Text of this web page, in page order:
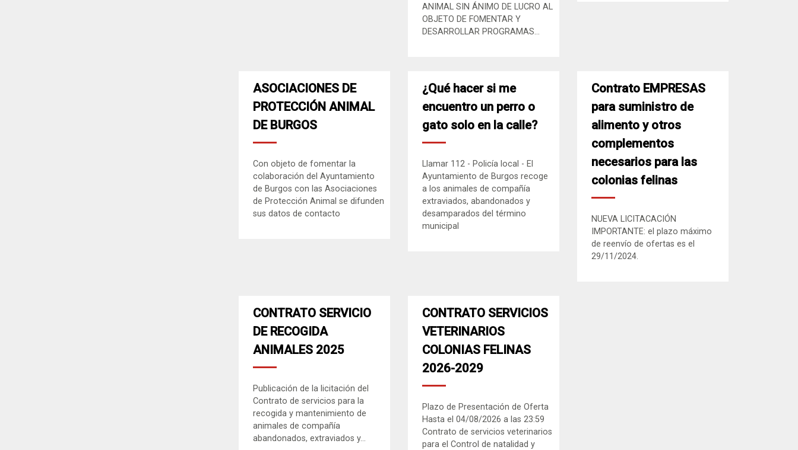
ANIMAL SIN ÁNIMO DE LUCRO AL
OBJETO DE FOMENTAR Y
DESARROLLAR PROGRAMAS...
ASOCIACIONES DE
PROTECCIÓN ANIMAL
DE BURGOS
Con objeto de fomentar la
colaboración del Ayuntamiento
de Burgos con las Asociaciones
de Protección Animal se difunden
sus datos de contacto
¿Qué hacer si me
encuentro un perro o
gato solo en la calle?
Llamar 112 - Policía local - El
Ayuntamiento de Burgos recoge
a los animales de compañía
extraviados, abandonados y
desamparados del término
municipal
Contrato EMPRESAS
para suministro de
alimento y otros
complementos
necesarios para las
colonias felinas
NUEVA LICITACACIÓN
IMPORTANTE: el plazo máximo
de reenvío de ofertas es el
29/11/2024.
CONTRATO SERVICIO
DE RECOGIDA
ANIMALES 2025
Publicación de la licitación del
Contrato de servicios para la
recogida y mantenimiento de
animales de compañía
abandonados, extraviados y...
CONTRATO SERVICIOS
VETERINARIOS
COLONIAS FELINAS
2026-2029
Plazo de Presentación de Oferta
Hasta el 04/08/2026 a las 23:59
Contrato de servicios veterinarios
para el Control de natalidad y